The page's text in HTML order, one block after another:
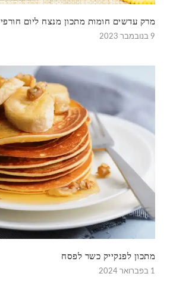
מרק עדשים חומות מתכון מנצח ליום חורפי
9 בנובמבר 2023
מתכון לפנקייק כשר לפסח
1 בפברואר 2024